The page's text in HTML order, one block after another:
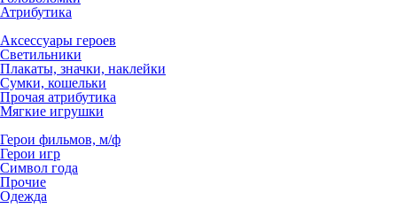
Атрибутика
Аксессуары героев
Светильники
Плакаты, значки, наклейки
Сумки, кошельки
Прочая атрибутика
Мягкие игрушки
Герои фильмов, м/ф
Герои игр
Символ года
Прочие
Одежда